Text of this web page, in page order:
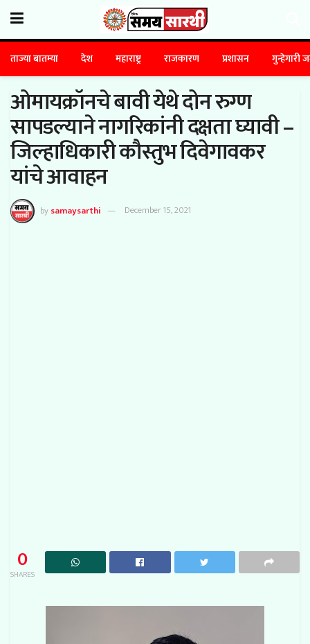
ताज्या बातम्या देश महाराष्ट्र राजकारण प्रशासन गुन्हेगारी
ओमायक्रॉनचे बावी येथे दोन रुग्ण
सापडल्याने नागरिकांनी दक्षता घ्यावी –
जिल्हाधिकारी कौस्तुभ दिवेगावकर
यांचे आवाहन
bysamaysarthi December 15, 2021
0
SHARES